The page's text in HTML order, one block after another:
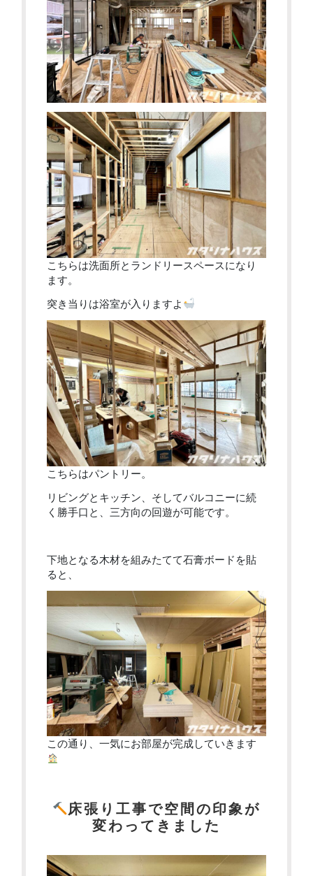
こちらは洗面所とランドリースペースになり
ます。
突き当りは浴室が入りますよ
こちらはパントリー。
リビングとキッチン、そしてバルコニーに続
く勝手口と、三方向の回遊が可能です。
下地となる木材を組みたてて石膏ボードを貼
ると、
この通り、一気にお部屋が完成していきます
床張り工事で空間の印象が
変わってきました